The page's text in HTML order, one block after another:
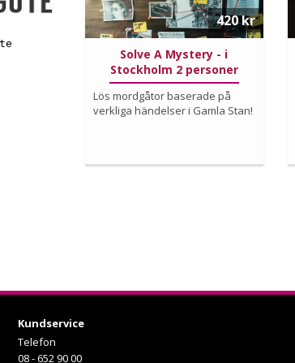
Solve A Mystery - i
Stockholm 2 personer
Lös mordgåtor baserade på
verkliga händelser i Gamla Stan!
420 kr
Kundservice
Telefon
08 - 652 90 00